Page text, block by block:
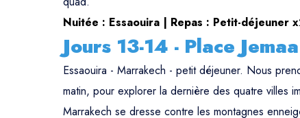
Nuitée : Essaouira | Repas : Petit-déjeuner
Jours 13-14 - Place
Essaouira - Marrakech - petit déjeuner. Nous
matin, pour explorer la dernière des quatre villes
Marrakech se dresse contre les montagnes